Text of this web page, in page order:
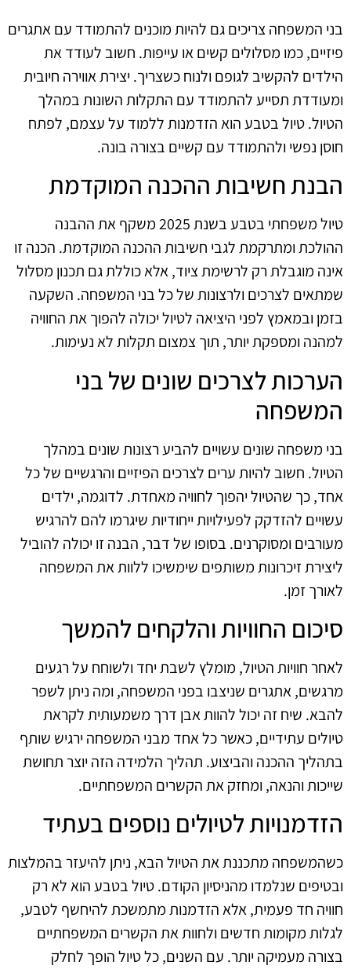
בני המשפחה צריכים גם להיות מוכנים להתמודד עם אתגרים
פיזיים, כמו מסלולים קשים או עייפות. חשוב לעודד את
הילדים להקשיב לגופם ולנוח כשצריך. יצירת אווירה חיובית
ומעודדת תסייע להתמודד עם התקלות השונות במהלך
הטיול. טיול בטבע הוא הזדמנות ללמוד על עצמם, לפתח
חוסן נפשי ולהתמודד עם קשיים בצורה בונה.
הבנת חשיבות ההכנה המוקדמת
טיול משפחתי בטבע בשנת 2025 משקף את ההבנה
ההולכת ומתרקמת לגבי חשיבות ההכנה המוקדמת. הכנה זו
אינה מוגבלת רק לרשימת ציוד, אלא כוללת גם תכנון מסלול
שמתאים לצרכים ולרצונות של כל בני המשפחה. השקעה
בזמן ובמאמץ לפני היציאה לטיול יכולה להפוך את החוויה
למהנה ומספקת יותר, תוך צמצום תקלות לא נעימות.
הערכות לצרכים שונים של בני
המשפחה
בני משפחה שונים עשויים להביע רצונות שונים במהלך
הטיול. חשוב להיות ערים לצרכים הפיזיים והרגשיים של כל
אחד, כך שהטיול יהפוך לחוויה מאחדת. לדוגמה, ילדים
עשויים להזדקק לפעילויות ייחודיות שיגרמו להם להרגיש
מעורבים ומסוקרנים. בסופו של דבר, הבנה זו יכולה להוביל
ליצירת זיכרונות משותפים שימשיכו ללוות את המשפחה
לאורך זמן.
סיכום החוויות והלקחים להמשך
לאחר חוויות הטיול, מומלץ לשבת יחד ולשוחח על רגעים
מרגשים, אתגרים שניצבו בפני המשפחה, ומה ניתן לשפר
להבא. שיח זה יכול להוות אבן דרך משמעותית לקראת
טיולים עתידיים, כאשר כל אחד מבני המשפחה ירגיש שותף
בתהליך ההכנה והביצוע. תהליך הלמידה הזה יוצר תחושת
שייכות והנאה, ומחזק את הקשרים המשפחתיים.
הזדמנויות לטיולים נוספים בעתיד
כשהמשפחה מתכננת את הטיול הבא, ניתן להיעזר בהמלצות
ובטיפים שנלמדו מהניסיון הקודם. טיול בטבע הוא לא רק
חוויה חד פעמית, אלא הזדמנות מתמשכת להיחשף לטבע,
לגלות מקומות חדשים ולחוות את הקשרים המשפחתיים
בצורה מעמיקה יותר. עם השנים, כל טיול הופך לחלק